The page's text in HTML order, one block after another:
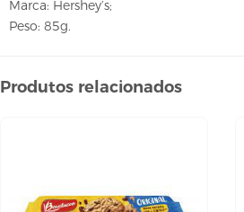
Marca: Hershey’s;
Peso: 85g.
Produtos relacionados